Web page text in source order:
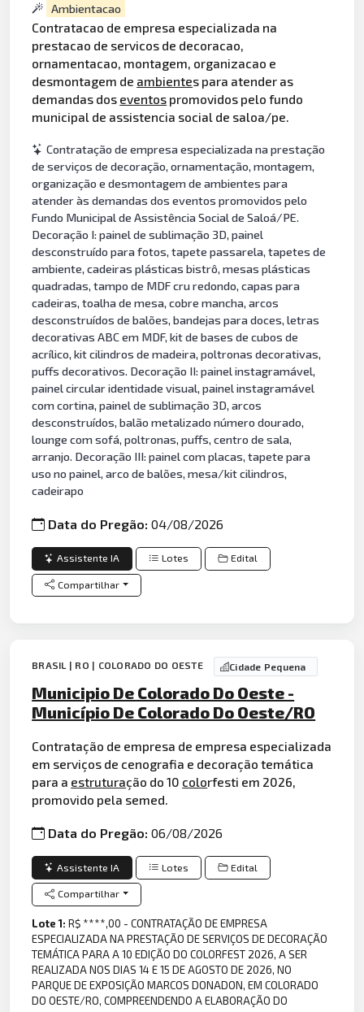
Ambientacao
Contratacao de empresa especializada na
prestacao de servicos de decoracao,
ornamentacao, montagem, organizacao e
desmontagem de ambientes para atender as
demandas dos eventos promovidos pelo fundo
municipal de assistencia social de saloa/pe.
Contratação de empresa especializada na prestação
de serviços de decoração, ornamentação, montagem,
organização e desmontagem de ambientes para
atender às demandas dos eventos promovidos pelo
Fundo Municipal de Assistência Social de Saloá/PE.
Decoração I: painel de sublimação 3D, painel
desconstruído para fotos, tapete passarela, tapetes de
ambiente, cadeiras plásticas bistrô, mesas plásticas
quadradas, tampo de MDF cru redondo, capas para
cadeiras, toalha de mesa, cobre mancha, arcos
desconstruídos de balões, bandejas para doces, letras
decorativas ABC em MDF, kit de bases de cubos de
acrílico, kit cilindros de madeira, poltronas decorativas,
puffs decorativos. Decoração II: painel instagramável,
painel circular identidade visual, painel instagramável
com cortina, painel de sublimação 3D, arcos
desconstruídos, balão metalizado número dourado,
lounge com sofá, poltronas, puffs, centro de sala,
arranjo. Decoração III: painel com placas, tapete para
uso no painel, arco de balões, mesa/kit cilindros,
cadeirapo
Data do Pregão:04/08/2026
Assistente IA Lotes Edital
Compartilhar
BRASIL | RO | COLORADO DO OESTE Cidade Pequena
Municipio De Colorado Do Oeste -
Município De Colorado Do Oeste/RO
Contratação de empresa de empresa especializada
em serviços de cenografia e decoração temática
para a estruturação do 10 colorfesti em 2026,
promovido pela semed.
Data do Pregão:06/08/2026
Assistente IA Lotes Edital
Compartilhar
Lote 1:R$ ****,00 - CONTRATAÇÃO DE EMPRESA
ESPECIALIZADA NA PRESTAÇÃO DE SERVIÇOS DE DECORAÇÃO
TEMÁTICA PARA A 10 EDIÇÃO DO COLORFEST 2026, A SER
REALIZADA NOS DIAS 14 E 15 DE AGOSTO DE 2026, NO
PARQUE DE EXPOSIÇÃO MARCOS DONADON, EM COLORADO
DO OESTE/RO, COMPREENDENDO A ELABORAÇÃO DO